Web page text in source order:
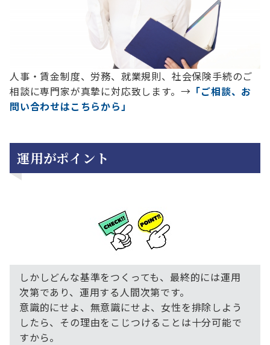
人事・賃金制度、労務、就業規則、社会保険手続のご
相談に専門家が真摯に対応致します。→ 「ご相談、お
問い合わせはこちらから」
運用がポイント
しかしどんな基準をつくっても、最終的には運用
次第であり、運用する人間次第です。
意識的にせよ、無意識にせよ、女性を排除しよう
したら、その理由をこじつけることは十分可能で
すから。